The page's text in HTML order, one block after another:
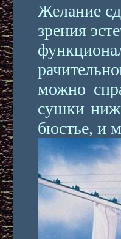
Желание
зрения
можно
сушки
бюстье, и